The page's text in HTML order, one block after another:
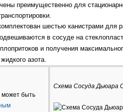
преимущественно для
шестью канистрами для
в сосуде на
и получения
азота.
быть
Схема Сосуда Дьюара